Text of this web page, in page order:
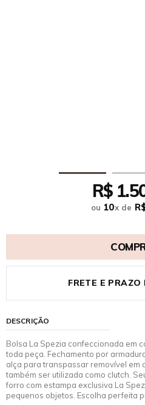
R$
ou 10x de
FRETE E PRAZO
DESCRIÇÃO
Bolsa La Spezia confeccionada em
toda peça. Fechamento por
alça para transpassar removível em
também ser utilizada como clutch.
forro com estampa exclusiva La
pequenos objetos. Escolha perfeita